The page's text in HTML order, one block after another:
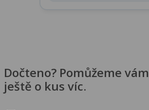
Dočteno? Pomůžeme vám
ještě o kus víc.